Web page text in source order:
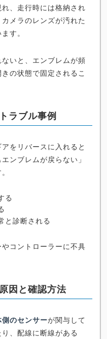
、走行時には格納され
メラのレンズが汚れた
す。
いと、エンブレムが頻
の状態で固定されるこ
ラブル事例
をリバースに入れると
ンブレムが戻らない」
る
と診断される
コントローラーに不具
因と確認方法
側のセンサーが関与して
、配線に断線がある